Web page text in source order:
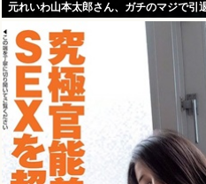
元れいわ山本太郎さん、ガチのマジで引